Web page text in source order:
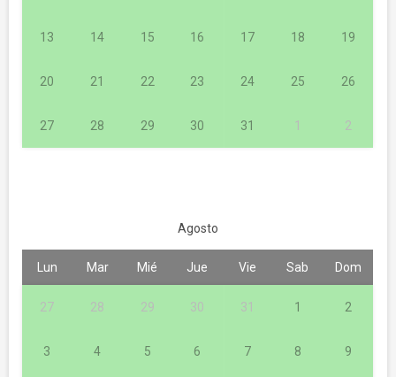
13 14 15 16 17 18 19
20 21 22 23 24 25 26
27 28 29 30 31 1 2
Agosto
Lun Mar Mié Jue Vie Sab Dom
27 28 29 30 31 1 2
3 4 5 6 7 8 9